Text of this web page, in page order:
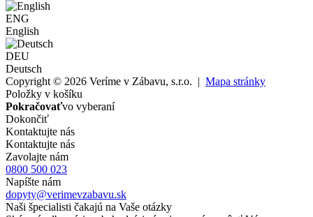
ENG
English
DEU
Deutsch
Copyright © 2026 Veríme v Zábavu, s.r.o. | Mapa stránky
Položky v košíku
Pokračovaťvo vyberaní
Dokončiť
Kontaktujte nás
Kontaktujte nás
Zavolajte nám
0800 500 023
Napíšte nám
dopyty@verimevzabavu.sk
Naši špecialisti čakajú na Vaše otázky